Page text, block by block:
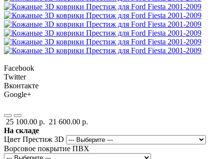
Facebook
Twitter
Вконтакте
Google+
25 100.00 р. 21 600.00 р.
На складе
Цвет Престиж 3D
Ворсовое покрытие ПВХ